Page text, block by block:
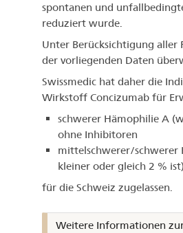
spontanen und
reduziert wurde.
Unter Berücksichtigung aller
der vorliegenden Daten
Swissmedic hat daher die
Wirkstoff Concizumab für
schwerer Hämophilie A
ohne Inhibitoren
mittelschwerer/schwerer
kleiner oder gleich 2 %
für die Schweiz zugelassen.
Weitere Informationen